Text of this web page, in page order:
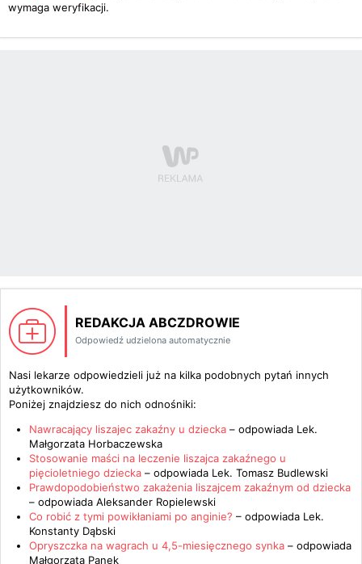
wymaga weryfikacji.
REDAKCJA ABCZDROWIE
Odpowiedź udzielona automatycznie
Nasi lekarze odpowiedzieli już na kilka podobnych pytań innych
użytkowników.
Poniżej znajdziesz do nich odnośniki:
Nawracający liszajec zakaźny u dziecka – odpowiada Lek.
Małgorzata Horbaczewska
Stosowanie maści na leczenie liszajca zakaźnego u
pięcioletniego dziecka – odpowiada Lek. Tomasz Budlewski
Prawdopodobieństwo zakażenia liszajcem zakaźnym od dziecka
– odpowiada Aleksander Ropielewski
Co robić z tymi powikłaniami po anginie? – odpowiada Lek.
Konstanty Dąbski
Opryszczka na wagrach u 4,5-miesięcznego synka – odpowiada
Małgorzata Panek